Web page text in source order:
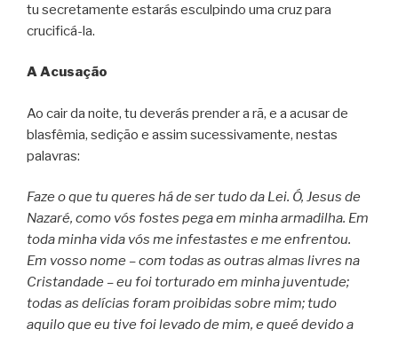
tu secretamente estarás esculpindo uma cruz para
crucificá-la.
A Acusação
Ao cair da noite, tu deverás prender a rã, e a acusar de
blasfêmia, sedição e assim sucessivamente, nestas
palavras:
Faze o que tu queres há de ser tudo da Lei. Ó, Jesus de
Nazaré, como vós fostes pega em minha armadilha. Em
toda minha vida vós me infestastes e me enfrentou.
Em vosso nome – com todas as outras almas livres na
Cristandade – eu foi torturado em minha juventude;
todas as delícias foram proibidas sobre mim; tudo
aquilo que eu tive foi levado de mim, e queé devido a